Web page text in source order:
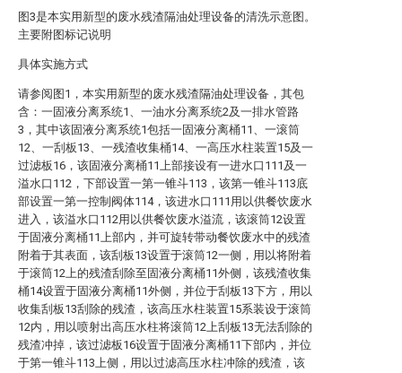
图3是本实用新型的废水残渣隔油处理设备的清洗示意图。
主要附图标记说明
具体实施方式
请参阅图1，本实用新型的废水残渣隔油处理设备，其包
含：一固液分离系统1、一油水分离系统2及一排水管路
3，其中该固液分离系统1包括一固液分离桶11、一滚筒
12、一刮板13、一残渣收集桶14、一高压水柱装置15及一
过滤板16，该固液分离桶11上部接设有一进水口111及一
溢水口112，下部设置一第一锥斗113，该第一锥斗113底
部设置一第一控制阀体114，该进水口111用以供餐饮废水
进入，该溢水口112用以供餐饮废水溢流，该滚筒12设置
于固液分离桶11上部内，并可旋转带动餐饮废水中的残渣
附着于其表面，该刮板13设置于滚筒12一侧，用以将附着
于滚筒12上的残渣刮除至固液分离桶11外侧，该残渣收集
桶14设置于固液分离桶11外侧，并位于刮板13下方，用以
收集刮板13刮除的残渣，该高压水柱装置15系装设于滚筒
12内，用以喷射出高压水柱将滚筒12上刮板13无法刮除的
残渣冲掉，该过滤板16设置于固液分离桶11下部内，并位
于第一锥斗113上侧，用以过滤高压水柱冲除的残渣，该